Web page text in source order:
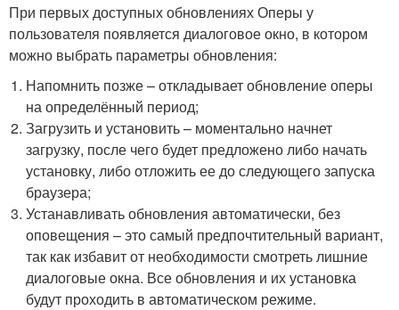
При первых доступных обновлениях Оперы у
пользователя появляется диалоговое окно, в котором
можно выбрать параметры обновления:
Напомнить позже – откладывает обновление оперы
на определённый период;
Загрузить и установить – моментально начнет
загрузку, после чего будет предложено либо начать
установку, либо отложить ее до следующего запуска
браузера;
Устанавливать обновления автоматически, без
оповещения – это самый предпочтительный вариант,
так как избавит от необходимости смотреть лишние
диалоговые окна. Все обновления и их установка
будут проходить в автоматическом режиме.